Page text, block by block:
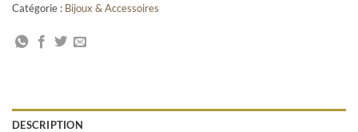
Catégorie : Bijoux & Accessoires
DESCRIPTION